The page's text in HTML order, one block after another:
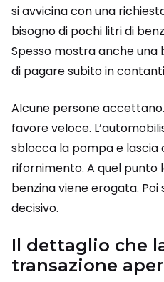
si avvicina con una
bisogno di pochi litri di
Spesso mostra anche
di pagare subito in
Alcune persone
favore veloce.
sblocca la pompa e lascia
rifornimento. A quel
benzina viene erogata.
decisivo.
Il dettaglio che
transazione